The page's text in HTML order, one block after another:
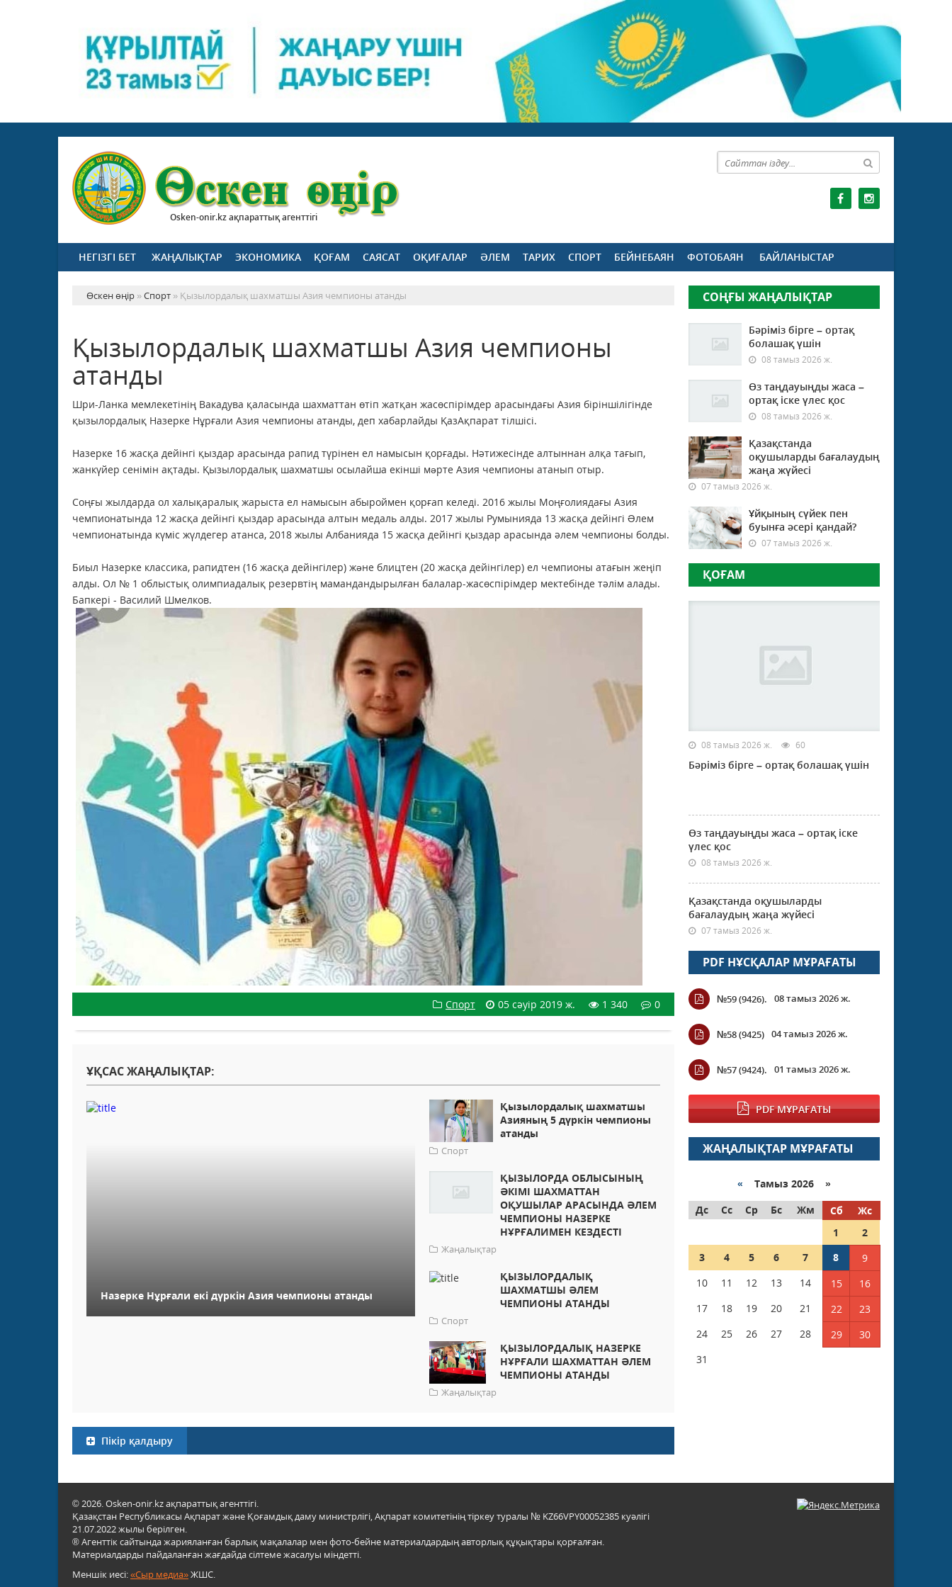
Osken-onir.kz ақпараттық агенттігі
НЕГІЗГІ БЕТ ЖАҢАЛЫҚТАР ЭКОНОМИКА ҚОҒАМ САЯСАТ ОҚИҒАЛАР ӘЛЕМ ТАРИХ СПОРТ БЕЙНЕБАЯН ФОТОБАЯН БАЙЛАНЫСТАР
Өскен өңір »Спорт » Қызылордалық шахматшы Азия чемпионы атанды
Қызылордалық шахматшы Азия чемпионы
атанды
Шри-Ланка мемлекетінің Вакадува қаласында шахматтан өтіп жатқан жасөспірімдер арасындағы Азия біріншілігінде
қызылордалық Назерке Нұрғали Азия чемпионы атанды, деп хабарлайды ҚазАқпарат тілшісі.
Назерке 16 жасқа дейінгі қыздар арасында рапид түрінен ел намысын қорғады. Нәтижесінде алтыннан алқа тағып,
жанкүйер сенімін ақтады. Қызылордалық шахматшы осылайша екінші мəрте Азия чемпионы атанып отыр.
Соңғы жылдарда ол халықаралық жарыста ел намысын абыроймен қорғап келеді. 2016 жылы Моңғолиядағы Азия
чемпионатында 12 жасқа дейінгі қыздар арасында алтын медаль алды. 2017 жылы Румынияда 13 жасқа дейінгі Əлем
чемпионатында күміс жүлдегер атанса, 2018 жылы Албанияда 15 жасқа дейінгі қыздар арасында әлем чемпионы болды.
Биыл Назерке классика, рапидтен (16 жасқа дейінгілер) жəне блицтен (20 жасқа дейінгілер) ел чемпионы атағын жеңіп
алды. Ол № 1 облыстық олимпиадалық резервтің мамандандырылған балалар-жасөспірімдер мектебінде тәлім алады.
Бапкері - Василий Шмелков.
Спорт 05 сәуір 2019 ж. 1 340 0
ҰҚСАС ЖАҢАЛЫҚТАР:
Назерке Нұрғали екі дүркін Азия чемпионы атанды
Қызылордалық шахматшы
Азияның 5 дүркін чемпионы
атанды
Спорт
ҚЫЗЫЛОРДА ОБЛЫСЫНЫҢ
ӘКІМІ ШАХМАТТАН
ОҚУШЫЛАР АРАСЫНДА ӘЛЕМ
ЧЕМПИОНЫ НАЗЕРКЕ
НҰРҒАЛИМЕН КЕЗДЕСТІ
Жаңалықтар
ҚЫЗЫЛОРДАЛЫҚ
ШАХМАТШЫ ӘЛЕМ
ЧЕМПИОНЫ АТАНДЫ
Спорт
ҚЫЗЫЛОРДАЛЫҚ НАЗЕРКЕ
НҰРҒАЛИ ШАХМАТТАН ӘЛЕМ
ЧЕМПИОНЫ АТАНДЫ
Жаңалықтар
Пікір қалдыру
СОҢҒЫ ЖАҢАЛЫҚТАР
Бәріміз бірге – ортақ
болашақ үшін
08 тамыз 2026 ж.
Өз таңдауыңды жаса –
ортақ іске үлес қос
08 тамыз 2026 ж.
Қазақстанда
оқушыларды бағалаудың
жаңа жүйесі
07 тамыз 2026 ж.
Ұйқының сүйек пен
буынға әсері қандай?
07 тамыз 2026 ж.
ҚОҒАМ
08 тамыз 2026 ж. 60
Бәріміз бірге – ортақ болашақ үшін
Өз таңдауыңды жаса – ортақ іске
үлес қос
08 тамыз 2026 ж.
Қазақстанда оқушыларды
бағалаудың жаңа жүйесі
07 тамыз 2026 ж.
PDF НҰСҚАЛАР МҰРАҒАТЫ
№59 (9426). 08 тамыз 2026 ж.
№58 (9425) 04 тамыз 2026 ж.
№57 (9424). 01 тамыз 2026 ж.
PDF МҰРАҒАТЫ
ЖАҢАЛЫҚТАР МҰРАҒАТЫ
« Тамыз 2026 »
Дс
Сс Ср Бс Жм Сб
Жс
1
2
3
4 5 6 7 8
9
10
11 12 13 14 15
16
17
18 19 20 21 22
23
24
25 26 27 28 29
30
31
© 2026. Osken-onir.kz ақпараттық агенттігі.
Қазақстан Республикасы Ақпарат және Қоғамдық даму министрлігі, Ақпарат комитетінің тіркеу туралы № KZ66VPY00052385 куәлігі
21.07.2022 жылы берілген.
® Агенттік сайтында жарияланған барлық мақалалар мен фото-бейне материалдардың авторлық құқықтары қорғалған.
Материалдарды пайдаланған жағдайда сілтеме жасалуы міндетті.
Меншік иесі:«Сыр медиа»ЖШС.